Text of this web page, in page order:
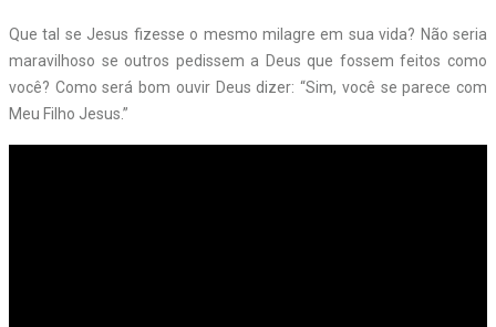
Que tal se Jesus fizesse o mesmo milagre em sua vida? Não seria
maravilhoso se outros pedissem a Deus que fossem feitos como
você? Como será bom ouvir Deus dizer: “Sim, você se parece com
Meu Filho Jesus.”